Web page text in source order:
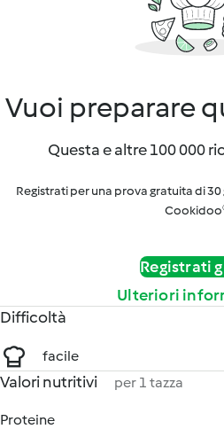
Vuoi preparare
Questa e altre 100 000
Registrati per una prova gratuita di
Registrati
Ulteriori
Difficoltà
facile
Valori nutritivi per 1 tazza
Proteine